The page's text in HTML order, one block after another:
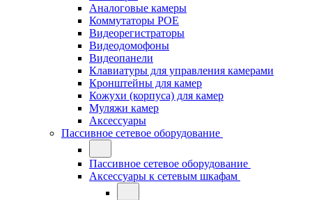
Аналоговые камеры
Коммутаторы POE
Видеорегистраторы
Видеодомофоны
Видеопанели
Клавиатуры для управления камерами
Кронштейны для камер
Кожухи (корпуса) для камер
Муляжи камер
Аксессуары
Пассивное сетевое оборудование
Пассивное сетевое оборудование
Аксессуары к сетевым шкафам